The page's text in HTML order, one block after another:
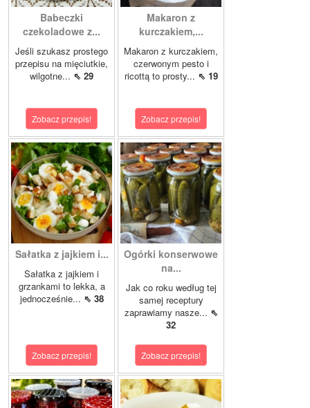
Babeczki
czekoladowe z...
Jeśli szukasz prostego
przepisu na mięciutkie,
wilgotne... ⇖ 29
Zobacz przepis!
Makaron z
kurczakiem,...
Makaron z kurczakiem,
czerwonym pesto i
ricottą to prosty... ⇖ 19
Zobacz przepis!
Sałatka z jajkiem i...
Sałatka z jajkiem i
grzankami to lekka, a
jednocześnie... ⇖ 38
Zobacz przepis!
Ogórki konserwowe
na...
Jak co roku według tej
samej receptury
zaprawiamy nasze... ⇖
32
Zobacz przepis!